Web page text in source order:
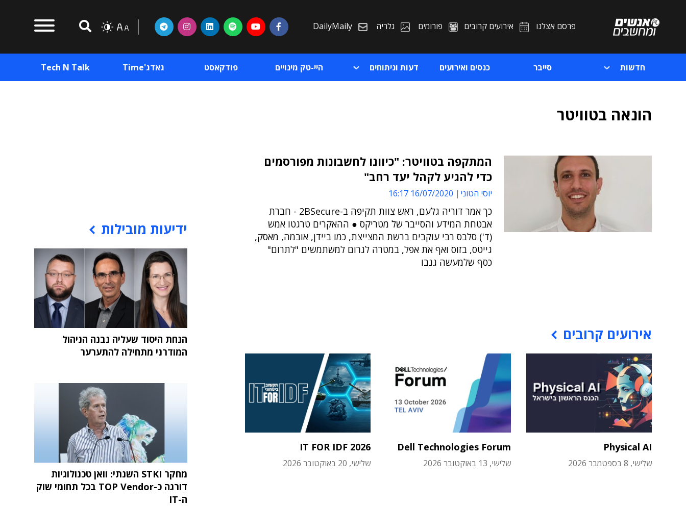
פרסם אצלנו אירועים קרובים פורומים גלריה DailyMaily
חדשות סייבר כנסים ואירועים דעות וניתוחים היי-טק מינויים פודקאסט גאדג'Time Tech N Talk
הונאה בטוויטר
המתקפה בטוויטר: "כיוונו לחשבונות מפורסמים
כדי להגיע לקהל יעד רחב"
יוסי הטוני 16/07/2020 16:17
כך אמר דוריה גלעם, ראש צוות תקיפה ב-2BSecure - חברת
אבטחת המידע והסייבר של מטריקס ● ההאקרים טרגטו אמש
(ד') סלבס רבי עוקבים ברשת המצייצת, כמו ביידן, אובמה, מאסק,
גייטס, בזוס ואף את אפל, במטרה לגרום למשתמשים "לתרום"
כסף שלמעשה גנבו
אירועים קרובים
Physical AI
שלישי, 8 בספטמבר 2026
Dell Technologies Forum
שלישי, 13 באוקטובר 2026
IT FOR IDF 2026
שלישי, 20 באוקטובר 2026
ידיעות מובילות
הנחת היסוד שעליה נבנה הניהול
המודרני מתחילה להתערער
מחקר STKI השנתי: וואן טכנולוגיות
דורגה כ-TOP Vendor בכל תחומי שוק
ה-IT